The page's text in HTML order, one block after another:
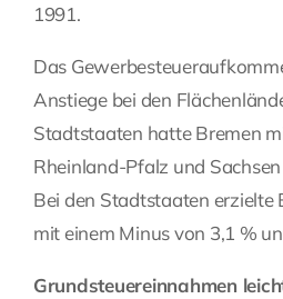
1991.
Das
Anstiege bei den
Stadtstaaten hatte Bremen
Rheinland-Pfalz und
Bei den Stadtstaaten erzielte
mit einem Minus von 3,1 %
Grundsteuereinnahmen